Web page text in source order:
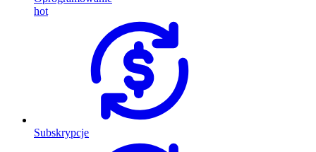
hot
Subskrypcje